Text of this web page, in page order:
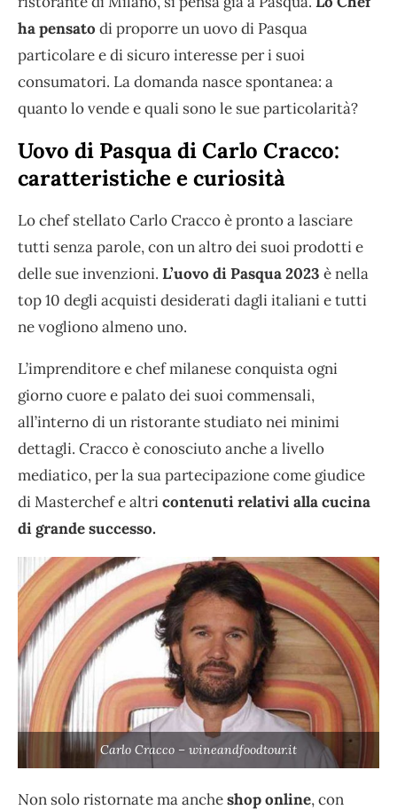
ha pensato di proporre un uovo di Pasqua
particolare e di sicuro interesse per i suoi
consumatori. La domanda nasce spontanea: a
quanto lo vende e quali sono le sue particolarità?
Uovo di Pasqua di Carlo Cracco:
caratteristiche e curiosità
Lo chef stellato Carlo Cracco è pronto a lasciare
tutti senza parole, con un altro dei suoi prodotti e
delle sue invenzioni. L’uovo di Pasqua 2023 è nella
top 10 degli acquisti desiderati dagli italiani e tutti
ne vogliono almeno uno.
L’imprenditore e chef milanese conquista ogni
giorno cuore e palato dei suoi commensali,
all’interno di un ristorante studiato nei minimi
dettagli. Cracco è conosciuto anche a livello
mediatico, per la sua partecipazione come giudice
di Masterchef e altricontenuti relativi alla cucina
di grande successo.
Carlo Cracco – wineandfoodtour.it
Non solo ristornate ma ancheshop online, con